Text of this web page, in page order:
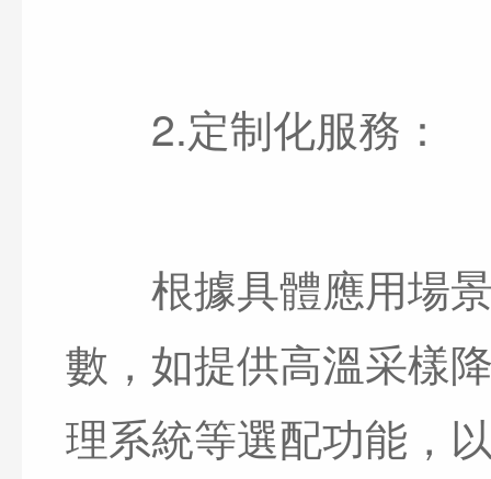
2.定制化服務：
根據具體應用場景
數，如提供高溫采樣
理系統等選配功能，